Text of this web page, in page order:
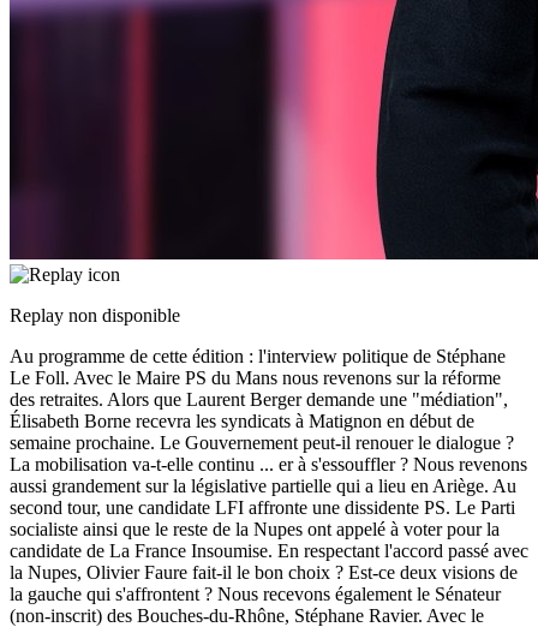
Replay non disponible
Au programme de cette édition : l'interview politique de Stéphane
Le Foll. Avec le Maire PS du Mans nous revenons sur la réforme
des retraites. Alors que Laurent Berger demande une "médiation",
Élisabeth Borne recevra les syndicats à Matignon en début de
semaine prochaine. Le Gouvernement peut-il renouer le dialogue ?
La mobilisation va-t-elle continu ... er à s'essouffler ? Nous revenons
aussi grandement sur la législative partielle qui a lieu en Ariège. Au
second tour, une candidate LFI affronte une dissidente PS. Le Parti
socialiste ainsi que le reste de la Nupes ont appelé à voter pour la
candidate de La France Insoumise. En respectant l'accord passé avec
la Nupes, Olivier Faure fait-il le bon choix ? Est-ce deux visions de
la gauche qui s'affrontent ? Nous recevons également le Sénateur
(non-inscrit) des Bouches-du-Rhône, Stéphane Ravier. Avec le